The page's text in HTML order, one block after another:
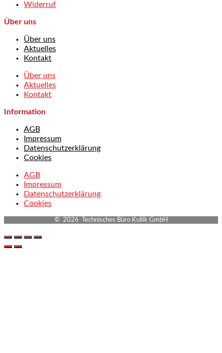
Widerruf
Über uns
Über uns
Aktuelles
Kontakt
Über uns
Aktuelles
Kontakt
Information
AGB
Impressum
Datenschutzerklärung
Cookies
AGB
Impressum
Datenschutzerklärung
Cookies
© 2026 Technisches Büro Kullik GmbH